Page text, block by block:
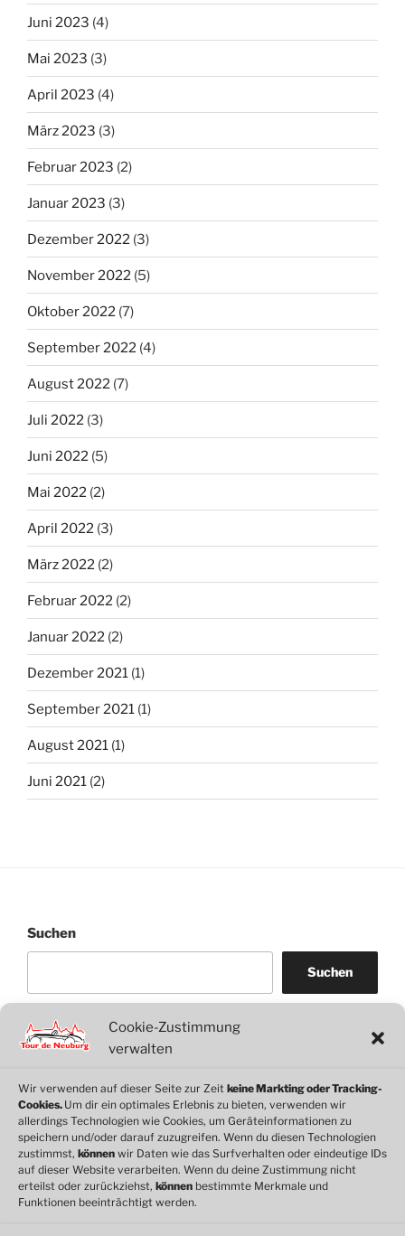
Cookie-Zustimmung
verwalten
Wir verwenden auf dieser Seite zur Zeit keine Markting oder Tracking-
Cookies. Um dir ein optimales Erlebnis zu bieten, verwenden wir
allerdings Technologien wie Cookies, um Geräteinformationen zu
speichern und/oder darauf zuzugreifen. Wenn du diesen Technologien
zustimmst, können wir Daten wie das Surfverhalten oder eindeutige IDs
auf dieser Website verarbeiten. Wenn du deine Zustimmung nicht
erteilst oder zurückziehst, können bestimmte Merkmale und
Funktionen beeinträchtigt werden.
Juni 2023 (4)
Mai 2023 (3)
April 2023 (4)
März 2023 (3)
Februar 2023 (2)
Januar 2023 (3)
Dezember 2022 (3)
November 2022 (5)
Oktober 2022 (7)
September 2022 (4)
August 2022 (7)
Juli 2022 (3)
Juni 2022 (5)
Mai 2022 (2)
April 2022 (3)
März 2022 (2)
Februar 2022 (2)
Januar 2022 (2)
Dezember 2021 (1)
September 2021 (1)
August 2021 (1)
Juni 2021 (2)
Suchen
Suchen
WordPress
WhatsApp
Facebook
Link
© 2026 Motorclub Neuburg e.V.
Cookie-Richtlinie